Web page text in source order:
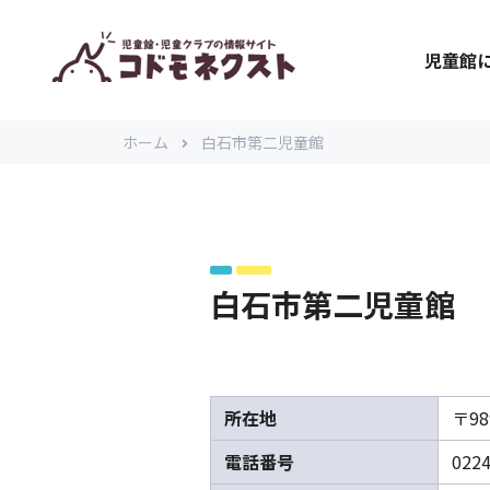
児童館
ホーム 白石市第二児童館
白石市第二児童館
所在地
〒
電話番号